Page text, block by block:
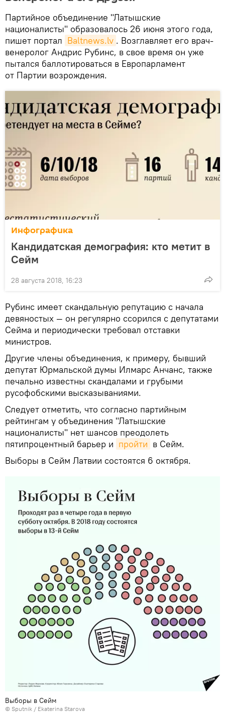
Партийное объединение "Латышские
националисты" образовалось 26 июня этого года,
пишет портал Baltnews.lv . Возглавляет его врач-
венеролог Андрис Рубинс, в свое время он уже
пытался баллотироваться в Европарламент
от Партии возрождения.
Инфографика
Кандидатcкая демография: кто метит в
Сейм
28 августа 2018, 16:23
Рубинс имеет скандальную репутацию с начала
девяностых — он регулярно ссорился с депутатами
Сейма и периодически требовал отставки
министров.
Другие члены объединения, к примеру, бывший
депутат Юрмальской думы Илмарс Анчанс, также
печально известны скандалами и грубыми
русофобскими высказываниями.
Следует отметить, что согласно партийным
рейтингам у объединения "Латышские
националисты" нет шансов преодолеть
пятипроцентный барьер и пройти в Сейм.
Выборы в Сейм Латвии состоятся 6 октября.
Выборы в Сейм
© Sputnik / Ekaterina Starova